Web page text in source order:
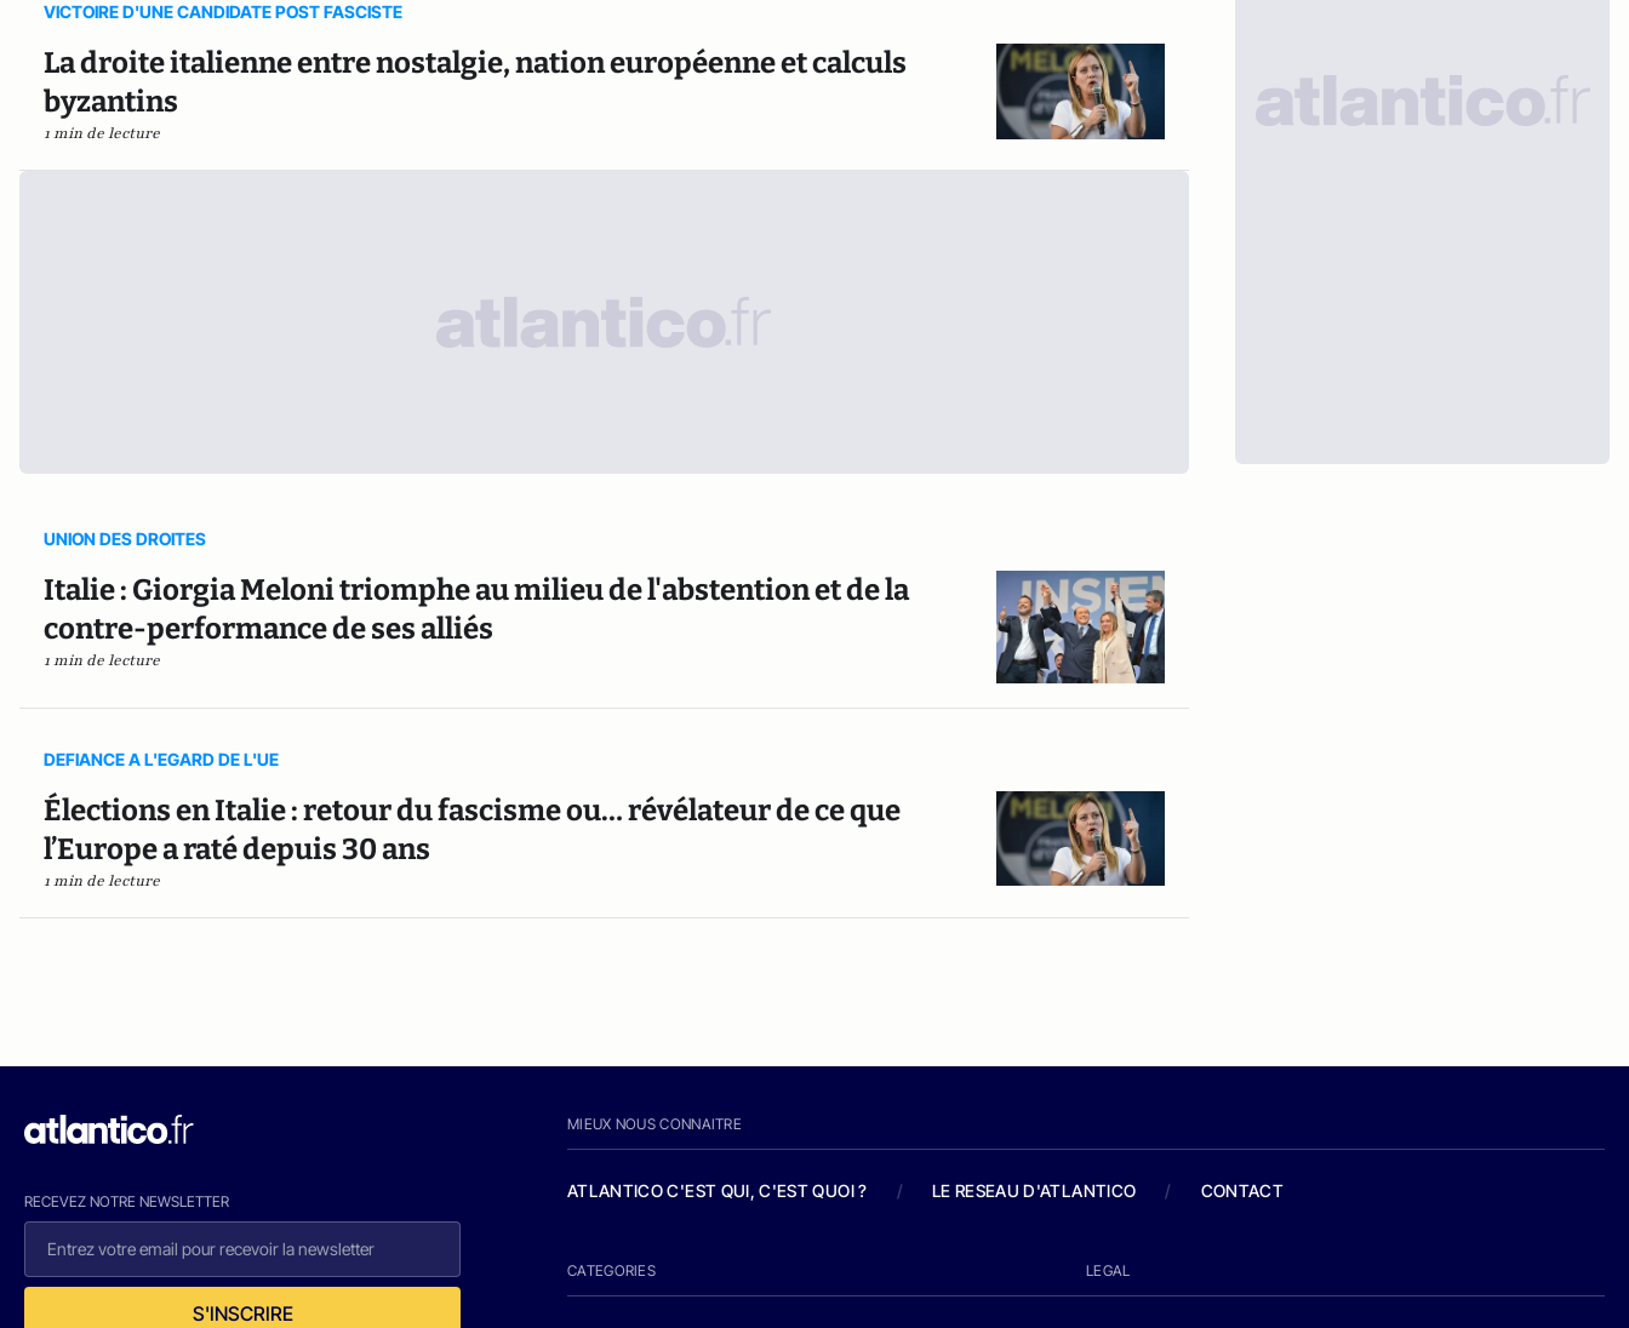
VICTOIRE D'UNE CANDIDATE POST FASCISTE
La droite italienne entre nostalgie, nation européenne et calculs
byzantins
1 min de lecture
UNION DES DROITES
Italie : Giorgia Meloni triomphe au milieu de l'abstention et de la
contre-performance de ses alliés
1 min de lecture
DEFIANCE A L'EGARD DE L'UE
Élections en Italie : retour du fascisme ou… révélateur de ce que
l’Europe a raté depuis 30 ans
1 min de lecture
RECEVEZ NOTRE NEWSLETTER
S'INSCRIRE
MIEUX NOUS CONNAITRE
ATLANTICO C'EST QUI, C'EST QUOI ? / LE RESEAU D'ATLANTICO / CONTACT
CATEGORIES LEGAL